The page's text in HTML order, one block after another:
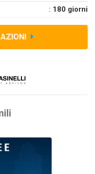
: 180 giorni